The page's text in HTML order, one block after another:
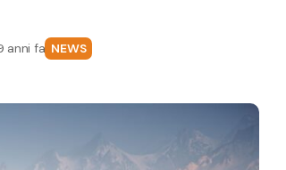
anni fa NEWS